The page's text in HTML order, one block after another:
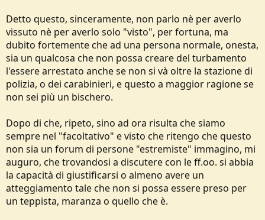
Detto questo, sinceramente, non parlo nè per averlo
vissuto nè per averlo solo "visto", per fortuna, ma
dubito fortemente che ad una persona normale, onesta,
sia un qualcosa che non possa creare del turbamento
l'essere arrestato anche se non si và oltre la stazione di
polizia, o dei carabinieri, e questo a maggior ragione se
non sei più un bischero.
Dopo di che, ripeto, sino ad ora risulta che siamo
sempre nel "facoltativo" e visto che ritengo che questo
non sia un forum di persone "estremiste" immagino, mi
auguro, che trovandosi a discutere con le ff.oo. si abbia
la capacità di giustificarsi o almeno avere un
atteggiamento tale che non si possa essere preso per
un teppista, maranza o quello che è.